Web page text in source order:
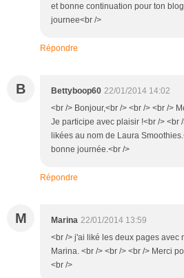
et bonne continuation pour ton
journee<br />
Répondre
B Bettyboop60 22/01/2014 14:02
<br /> Bonjour,<br /> <br /> <br />
Je participe avec plaisir !<br /> <br
likées au nom de Laura
bonne journée.<br />
Répondre
M Marina 22/01/2014 13:59
<br /> j'ai liké les deux pages avec
Marina. <br /> <br /> <br /> Merci
<br />